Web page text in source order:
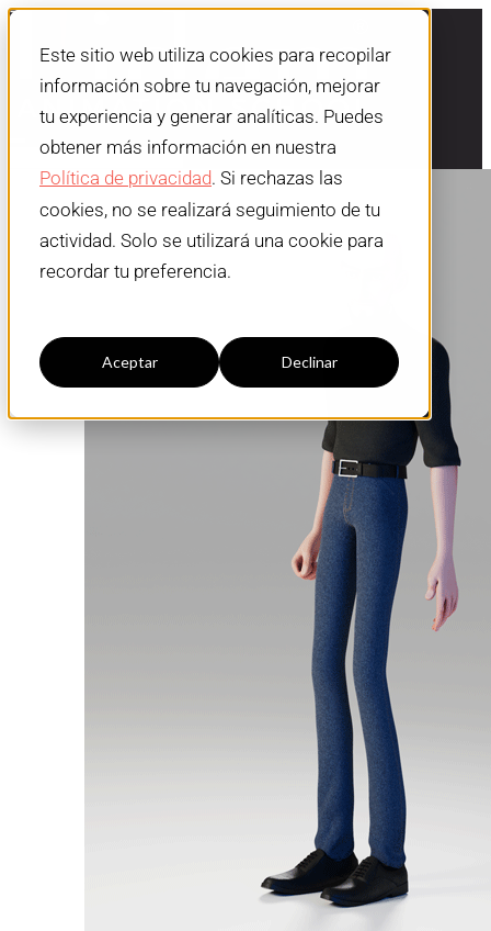
Este sitio web utiliza cookies para recopilar
información sobre tu navegación, mejorar
tu experiencia y generar analíticas. Puedes
obtener más información en nuestra
Política de privacidad. Si rechazas las
cookies, no se realizará seguimiento de tu
actividad. Solo se utilizará una cookie para
recordar tu preferencia.
Aceptar Declinar